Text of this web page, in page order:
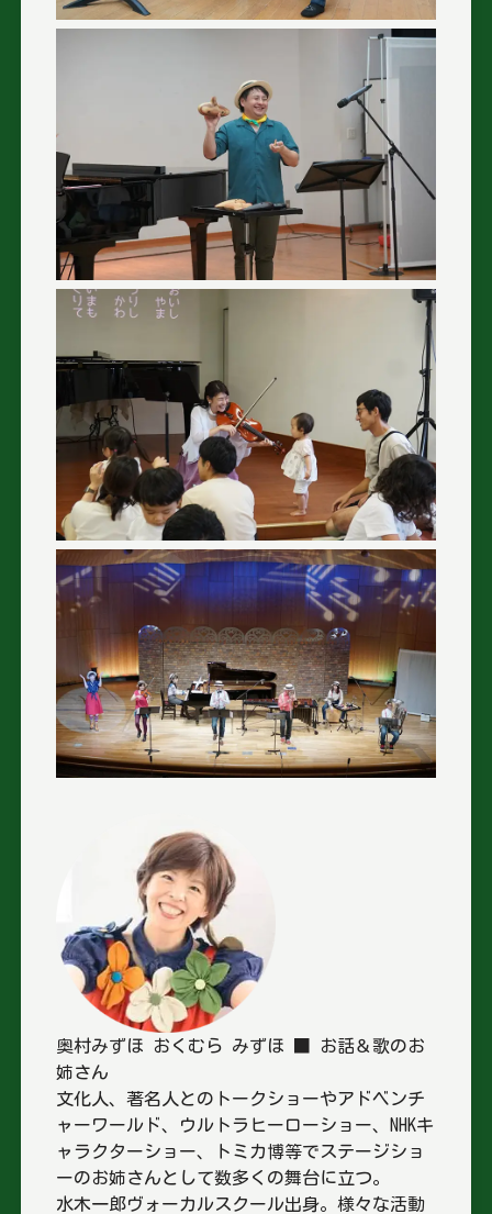
奥村みずほ おくむら みずほ ■ お話＆歌のお
姉さん
文化人、著名人とのトークショーやアドベンチ
ャーワールド、ウルトラヒーローショー、NHKキ
ャラクターショー、トミカ博等でステージショ
ーのお姉さんとして数多くの舞台に立つ。
水木一郎ヴォーカルスクール出身。様々な活動